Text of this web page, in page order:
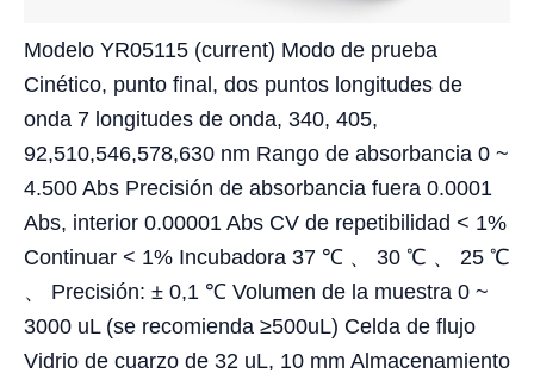
Modelo YR05115 (current) Modo de prueba
Cinético, punto final, dos puntos longitudes de
onda 7 longitudes de onda, 340, 405,
92,510,546,578,630 nm Rango de absorbancia 0 ~
4.500 Abs Precisión de absorbancia fuera 0.0001
Abs, interior 0.00001 Abs CV de repetibilidad < 1%
Continuar < 1% Incubadora 37 ℃ 、 30 ℃ 、 25 ℃
、 Precisión: ± 0,1 ℃ Volumen de la muestra 0 ~
3000 uL (se recomienda ≥500uL) Celda de flujo
Vidrio de cuarzo de 32 uL, 10 mm Almacenamiento